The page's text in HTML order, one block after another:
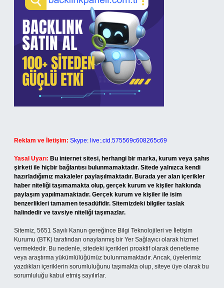
Reklam ve İletişim: Skype: live:.cid.575569c608265c69
Yasal Uyarı: Bu internet sitesi, herhangi bir marka, kurum veya şahıs
şirketi ile hiçbir bağlantısı bulunmamaktadır. Sitede yalnızca kendi
hazırladığımız makaleler paylaşılmaktadır. Burada yer alan içerikler
haber niteliği taşımamakta olup, gerçek kurum ve kişiler hakkında
paylaşım yapılmamaktadır. Gerçek kurum ve kişiler ile isim
benzerlikleri tamamen tesadüfidir. Sitemizdeki bilgiler taslak
halindedir ve tavsiye niteliği taşımazlar.
Sitemiz, 5651 Sayılı Kanun gereğince Bilgi Teknolojileri ve İletişim
Kurumu (BTK) tarafından onaylanmış bir Yer Sağlayıcı olarak hizmet
vermektedir. Bu nedenle, sitedeki içerikleri proaktif olarak denetleme
veya araştırma yükümlülüğümüz bulunmamaktadır. Ancak, üyelerimiz
yazdıkları içeriklerin sorumluluğunu taşımakta olup, siteye üye olarak bu
sorumluluğu kabul etmiş sayılırlar.